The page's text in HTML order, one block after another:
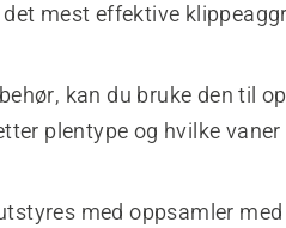
mest effektive
kan du bruke den til
plentype og hvilke
med oppsamler